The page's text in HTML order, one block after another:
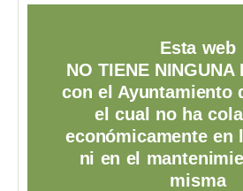
Esta web
NO TIENE NINGUNA
con el Ayuntamiento
el cual no ha
económicamente en
ni en el
misma